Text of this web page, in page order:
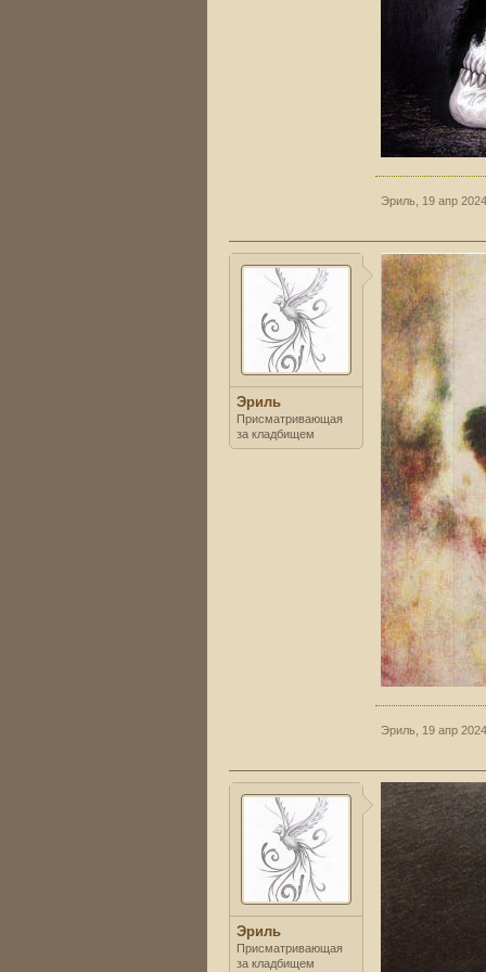
Эриль 19 апр 2024
Эриль
Присматривающая
за кладбищем
Эриль 19 апр 2024
Эриль
Присматривающая
за кладбищем